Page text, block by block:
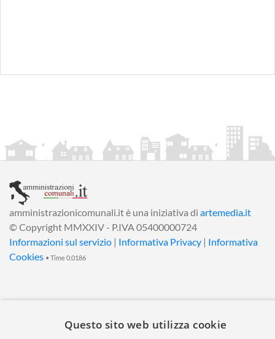
amministrazionicomunali.it è una iniziativa di artemedia.it
© Copyright MMXXIV - P.IVA 05400000724
Informazioni sul servizio | Informativa Privacy | Informativa
Cookies • Time 0.0186
Questo sito web utilizza cookie